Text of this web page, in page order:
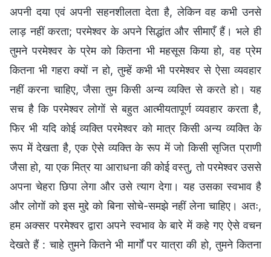
अपनी दया एवं अपनी सहनशीलता देता है, लेकिन व‍ह कभी उनसे
लाड़ नहीं करता; परमेश्वर के अपने सिद्धांत और सीमाएँ हैं। भले ही
तुमने परमेश्वर के प्रेम को कितना भी महसूस किया हो, वह प्रेम
कितना भी गहरा क्यों न हो, तुम्हें कभी भी परमेश्वर से ऐसा व्यवहार
नहीं करना चाहिए, जैसा तुम किसी अन्य व्यक्ति से करते हो। यह
सच है कि परमेश्वर लोगों से बहुत आत्मीयतापूर्ण व्यवहार करता है,
फिर भी यदि कोई व्यक्ति परमेश्वर को मात्र किसी अन्य व्यक्ति के
रूप में देखता है, एक ऐसे व्यक्ति के रूप में जो किसी सृजित प्राणी
जैसा हो, या एक मित्र या आराधना की कोई वस्तु, तो परमेश्वर उससे
अपना चेहरा छिपा लेगा और उसे त्याग देगा। यह उसका स्वभाव है
और लोगों को इस मुद्दे को बिना सोचे-समझे नहीं लेना चाहिए। अतः,
हम अक्सर परमेश्वर द्वारा अपने स्वभाव के बारे में कहे गए ऐसे वचन
देखते हैं : चाहे तुमने कितने भी मार्गों पर यात्रा की हो, तुमने कितना